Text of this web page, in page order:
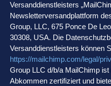
Versanddienstleisters
Newsletterversandplattform
Group, LLC, 675 Ponce De
30308, USA. Die
Versanddienstleisters können
https://mailchimp.com/legal/
Group LLC d/b/a MailChimp
Abkommen zertifiziert und